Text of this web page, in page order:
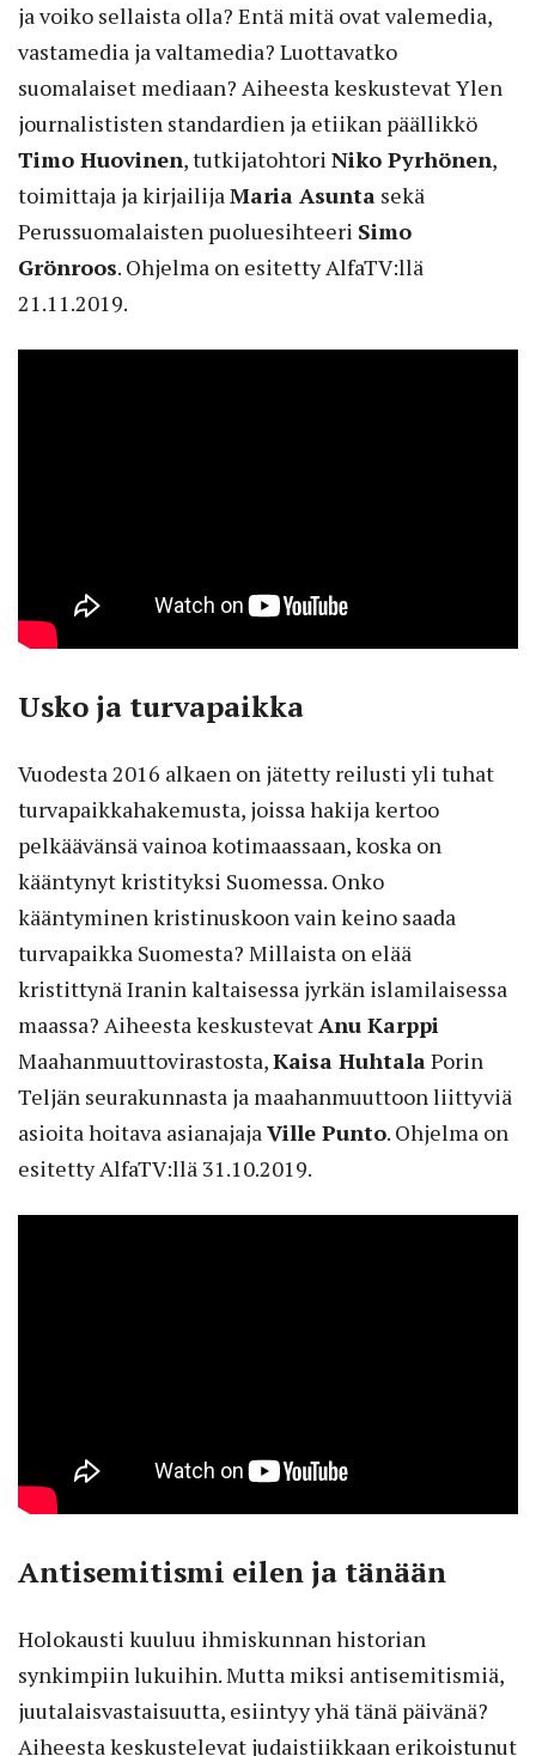
ja voiko sellaista olla? Entä mitä ovat valemedia,
vastamedia ja valtamedia? Luottavatko
suomalaiset mediaan? Aiheesta keskustevat Ylen
journalististen standardien ja etiikan päällikkö
Timo Huovinen, tutkijatohtori Niko Pyrhönen,
toimittaja ja kirjailijaMaria Asunta sekä
Perussuomalaisten puoluesihteeri Simo
Grönroos. Ohjelma on esitetty AlfaTV:llä
21.11.2019.
Usko ja turvapaikka
Vuodesta 2016 alkaen on jätetty reilusti yli tuhat
turvapaikkahakemusta, joissa hakija kertoo
pelkäävänsä vainoa kotimaassaan, koska on
kääntynyt kristityksi Suomessa. Onko
kääntyminen kristinuskoon vain keino saada
turvapaikka Suomesta? Millaista on elää
kristittynä Iranin kaltaisessa jyrkän islamilaisessa
maassa? Aiheesta keskustevatAnu Karppi
Maahanmuuttovirastosta,Kaisa HuhtalaPorin
Teljän seurakunnasta ja maahanmuuttoon liittyviä
asioita hoitava asianajajaVille Punto. Ohjelma on
esitetty AlfaTV:llä 31.10.2019.
Antisemitismi eilen ja tänään
Holokausti kuuluu ihmiskunnan historian
synkimpiin lukuihin. Mutta miksi antisemitismiä,
juutalaisvastaisuutta, esiintyy yhä tänä päivänä?
Aiheesta keskustelevat judaistiikkaan erikoistunut